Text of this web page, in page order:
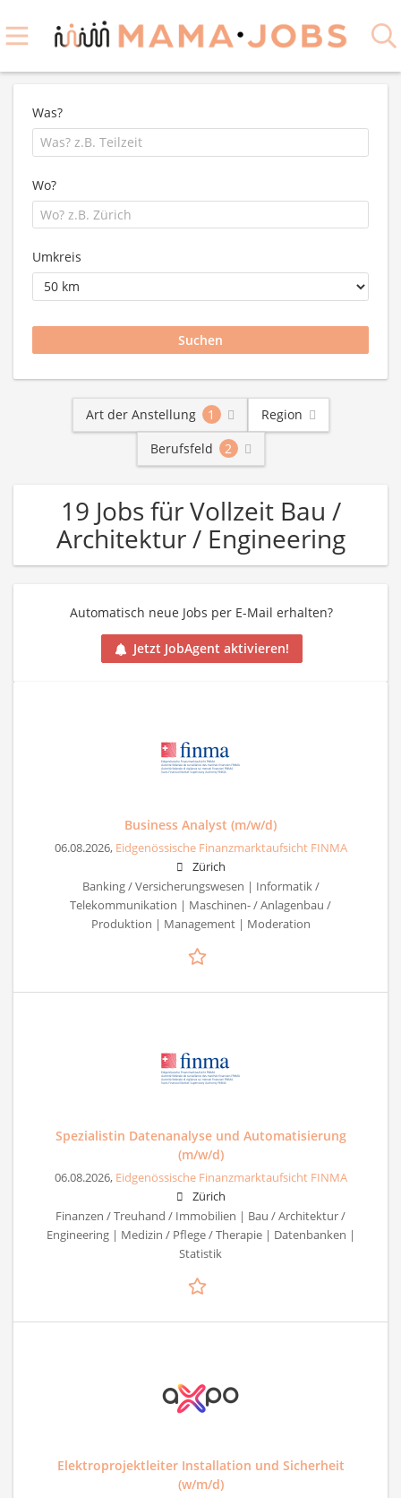
Was?
Wo?
Umkreis
Art der Anstellung 1
Region
Berufsfeld
2
19 Jobs für Vollzeit Bau /
Architektur / Engineering
Automatisch neue Jobs per E-Mail erhalten?
Jetzt JobAgent aktivieren!
Business Analyst (m/w/d)
06.08.2026, Eidgenössische Finanzmarktaufsicht FINMA
Zürich
Banking / Versicherungswesen | Informatik /
Telekommunikation | Maschinen- / Anlagenbau /
Produktion | Management | Moderation
Spezialistin Datenanalyse und Automatisierung
(m/w/d)
06.08.2026, Eidgenössische Finanzmarktaufsicht FINMA
Zürich
Finanzen / Treuhand / Immobilien | Bau / Architektur /
Engineering | Medizin / Pflege / Therapie | Datenbanken |
Statistik
Elektroprojektleiter Installation und Sicherheit
(w/m/d)